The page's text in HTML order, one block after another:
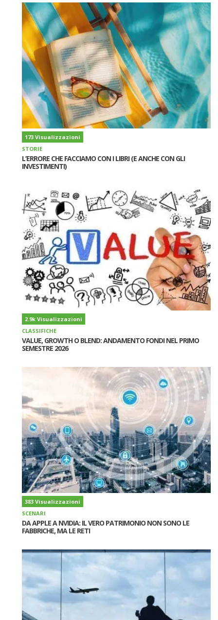
173 Visualizzazioni
STORIE
L’ERRORE CHE FACCIAMO CON I LIBRI (E ANCHE CON GLI
INVESTIMENTI)
2.9k Visualizzazioni
CLASSIFICHE
VALUE, GROWTH O BLEND: ANDAMENTO FONDI NEL PRIMO
SEMESTRE 2026
383 Visualizzazioni
SCENARI
DA APPLE A NVIDIA: IL VERO PATRIMONIO NON SONO LE
FABBRICHE, MA LE RETI